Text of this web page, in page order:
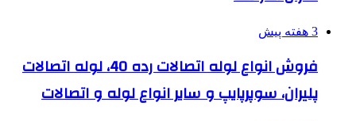
3 هفته پیش
فروش انواع لوله اتصالات رده 40، لوله اتصالات
پلیران، سوپرپایپ و سایر انواع لوله و اتصالات